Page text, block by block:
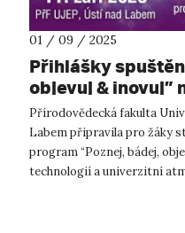
01 / 09 / 2025
Přihlášky
objevuj & inovuj”
Přírodovědecká fakulta
Labem připravila pro žáky
program “Poznej, bádej,
technologií a univerzitní